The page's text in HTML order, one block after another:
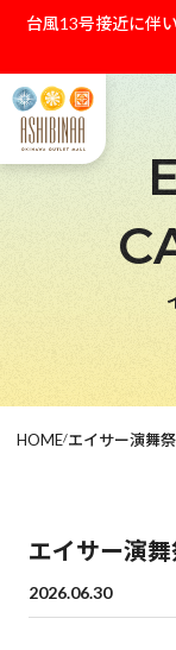
台風13号接近に伴
HOME/エイサー演舞
エイサー演
2026.06.30